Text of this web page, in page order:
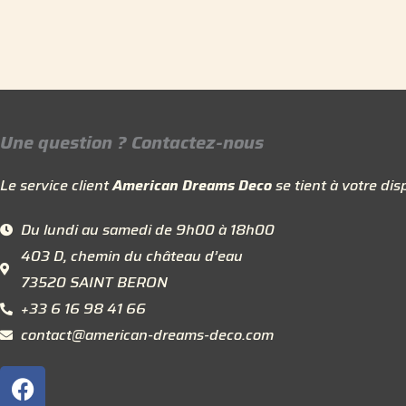
Une question ? Contactez-nous
Le service clientAmerican Dreams Decose tient à votre
Du lundi au samedi de 9h00 à 18h00
403 D, chemin du château d’eau
73520 SAINT BERON
+33 6 16 98 41 66
contact@american-dreams-deco.com
F